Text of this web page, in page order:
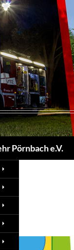
Pörnbach e.V.